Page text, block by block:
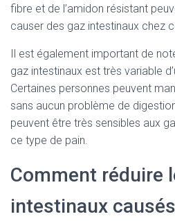
fibre et de l’amidon résistant
causer des gaz intestinaux chez
Il est également important de
gaz intestinaux est très variable
Certaines personnes peuvent
sans aucun problème de
peuvent être très sensibles aux
ce type de pain.
Comment réduire
intestinaux